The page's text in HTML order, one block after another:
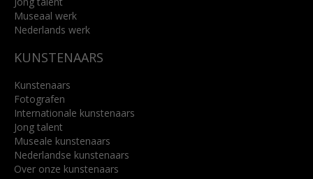
Museaal werk
Nederlands werk
KUNSTENAARS
Kunstenaars
Fotografen
Internationale kunstenaars
Jong talent
Museale kunstenaars
Nederlandse kunstenaars
Over onze kunstenaars